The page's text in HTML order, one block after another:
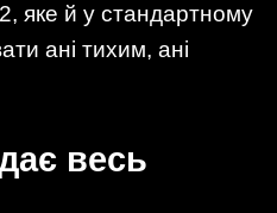
яке й у стандартному
ані тихим, ані
весь